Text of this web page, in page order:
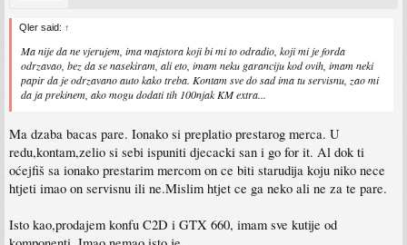
Qler said: ↑
Ma nije da ne vjerujem, ima majstora koji bi mi to odradio, koji mi je forda
odrzavao, bez da se nasekiram, ali eto, imam neku garanciju kod ovih, imam neki
papir da je odrzavano auto kako treba. Kontam sve do sad ima tu servisnu, zao mi
da ja prekinem, ako mogu dodati tih 100njak KM extra...
Ma dzaba bacas pare. Ionako si preplatio prestarog merca. U
redu,kontam,zelio si sebi ispuniti djecacki san i go for it. Al dok ti
oćejfiš sa ionako prestarim mercom on ce biti starudija koju niko nece
htjeti imao on servisnu ili ne.Mislim htjet ce ga neko ali ne za te pare.
Isto kao,prodajem konfu C2D i GTX 660, imam sve kutije od